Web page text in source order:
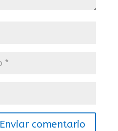
Enviar comentario